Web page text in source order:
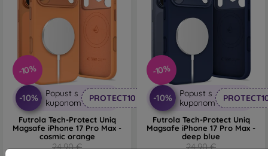
-10%
-10%
Popust s
kuponom
PROTECT10
Futrola Tech-Protect Uniq
Magsafe iPhone 17 Pro Max -
cosmic orange
24,90 €
-10%
-10%
Popust s
kuponom
Futrola Tech-Protect Uniq
Magsafe iPhone 17 Pro Max -
deep blue
24,90 €